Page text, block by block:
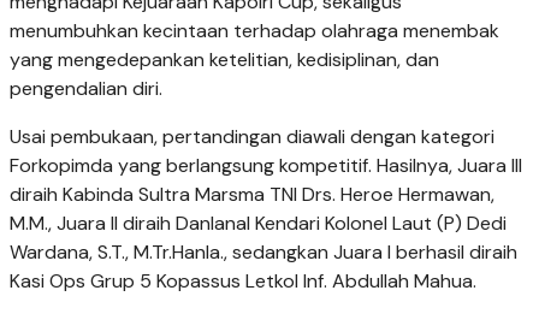
menumbuhkan kecintaan terhadap olahraga menembak
yang mengedepankan ketelitian, kedisiplinan, dan
pengendalian diri.
Usai pembukaan, pertandingan diawali dengan kategori
Forkopimda yang berlangsung kompetitif. Hasilnya, Juara III
diraih Kabinda Sultra Marsma TNI Drs. Heroe Hermawan,
M.M., Juara II diraih Danlanal Kendari Kolonel Laut (P) Dedi
Wardana, S.T., M.Tr.Hanla., sedangkan Juara I berhasil diraih
Kasi Ops Grup 5 Kopassus Letkol Inf. Abdullah Mahua.